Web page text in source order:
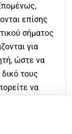
επίσης
σήματος
για
ώστε να
τους
να
σύμφωνα